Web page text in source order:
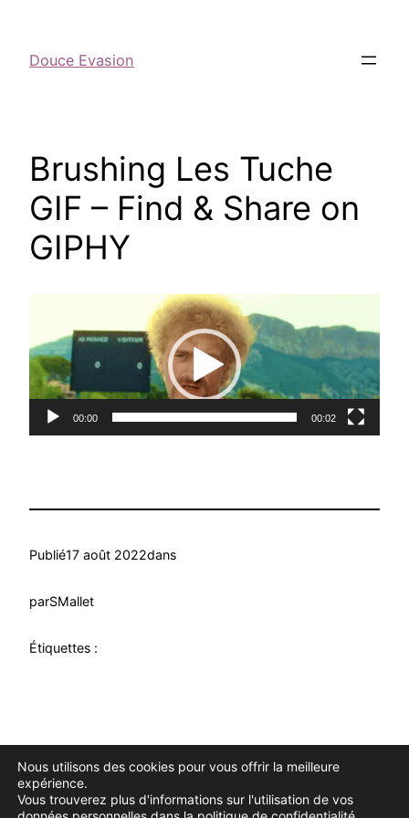
Douce Evasion
Brushing Les Tuche
GIF – Find & Share on
GIPHY
00:00 00:02
Publié17 août 2022dans
parSMallet
Étiquettes :
Douce EvasionFièrement propulsé parWordPress
Nous utilisons des cookies pour vous offrir la meilleure
expérience.
Vous trouverez plus d'informations sur l'utilisation de vos